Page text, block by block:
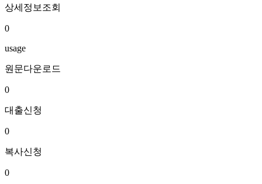
상세정보조회
0
usage
원문다운로드
0
대출신청
0
복사신청
0